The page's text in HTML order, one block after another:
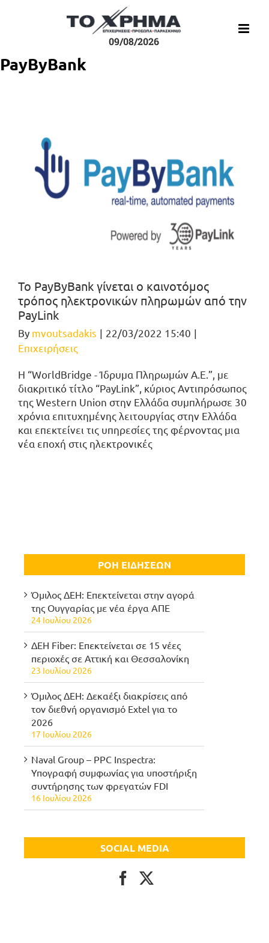
09/08/2026
PayByBank
Το PayByBank γίνεται ο καινοτόμος
τρόπος ηλεκτρονικών πληρωμών από την
PayLink
By mvoutsadakis | 22/03/2022 15:40 |
Επιχειρήσεις
Η “WorldBridge - Ίδρυμα Πληρωμών Α.Ε.”, με
διακριτικό τίτλο “PayLink”, κύριος Αντιπρόσωπος
της Western Union στην Ελλάδα συμπλήρωσε 30
χρόνια επιτυχημένης λειτουργίας στην Ελλάδα
και επεκτείνει τις υπηρεσίες της φέρνοντας μια
νέα εποχή στις ηλεκτρονικές
ΡΟΗ ΕΙΔΗΣΕΩΝ
Όμιλος ΔΕΗ: Επεκτείνεται στην αγορά
της Ουγγαρίας με νέα έργα ΑΠΕ
24 Ιουλίου 2026
ΔΕΗ Fiber: Επεκτείνεται σε 15 νέες
περιοχές σε Αττική και Θεσσαλονίκη
23 Ιουλίου 2026
Όμιλος ΔΕΗ: Δεκαέξι διακρίσεις από
τον διεθνή οργανισμό Extel για το
2026
17 Ιουλίου 2026
Naval Group – PPC Inspectra:
Υπογραφή συμφωνίας για υποστήριξη
συντήρησης των φρεγατών FDI
16 Ιουλίου 2026
SOCIAL MEDIA